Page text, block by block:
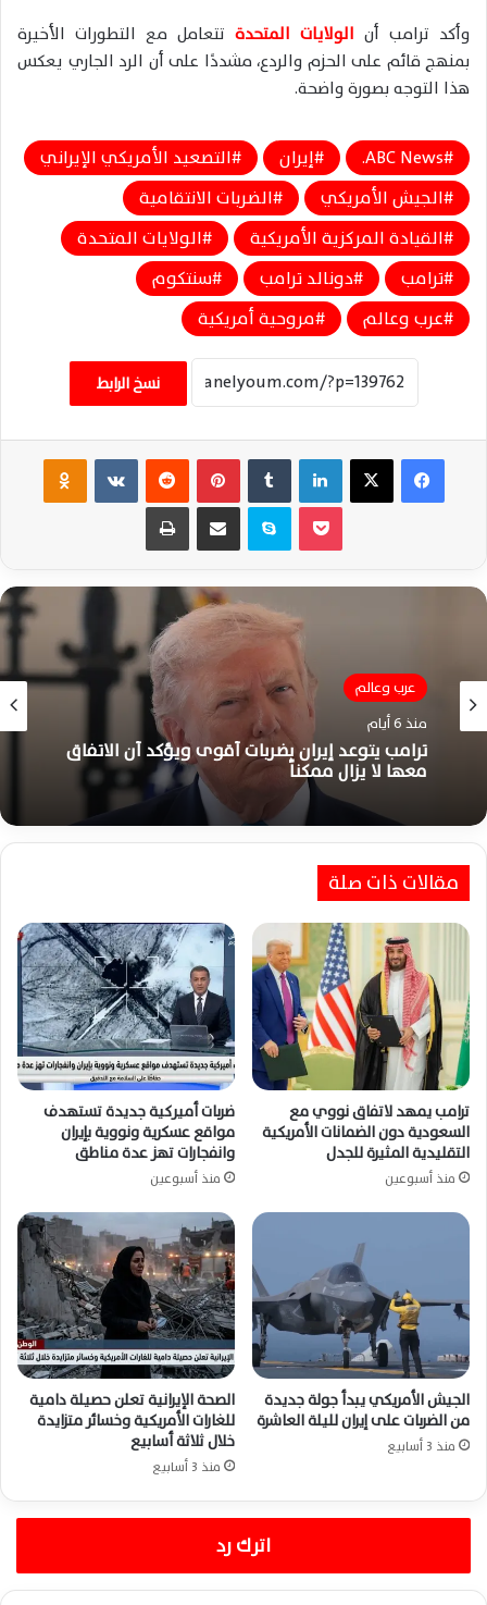
وأكد ترامب أن الولايات المتحدة تتعامل مع التطورات الأخيرة
بمنهج قائم على الحزم والردع، مشددًا على أن الرد الجاري يعكس
هذا التوجه بصورة واضحة.
ABC News. إيران
التصعيد الأمريكي الإيراني
الجيش الأمريكي
الضربات الانتقامية
القيادة المركزية الأمريكية
الولايات المتحدة
ترامب
دونالد ترامب
سنتكوم
عرب وعالم
مروحية أمريكية
نسخ الرابط
فيسبوك ‫X لينكدإن بينتيريست ‏VKontakte
سكايب مشاركة عبر البريد طباعة
عرب وعالم
منذ 6 أيام
ترامب يتوعد إيران بضربات أقوى ويؤكد أن الاتفاق
معها لا يزال ممكناً
مقالات ذات صلة
ترامب يمهد لاتفاق نووي مع
السعودية دون الضمانات الأمريكية
التقليدية المثيرة للجدل
منذ أسبوعين
ضربات أميركية جديدة تستهدف
مواقع عسكرية ونووية بإيران
وانفجارات تهز عدة مناطق
منذ أسبوعين
الجيش الأمريكي يبدأ جولة جديدة
من الضربات على إيران لليلة العاشرة
منذ 3 أسابيع
الصحة الإيرانية تعلن حصيلة دامية
للغارات الأمريكية وخسائر متزايدة
خلال ثلاثة أسابيع
منذ 3 أسابيع
اترك رد